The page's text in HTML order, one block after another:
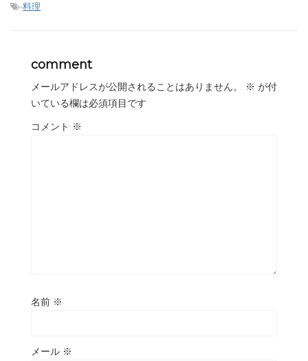
-料理
comment
メールアドレスが公開されることはありません。 ※ が付
いている欄は必須項目です
コメント ※
名前 ※
メール ※